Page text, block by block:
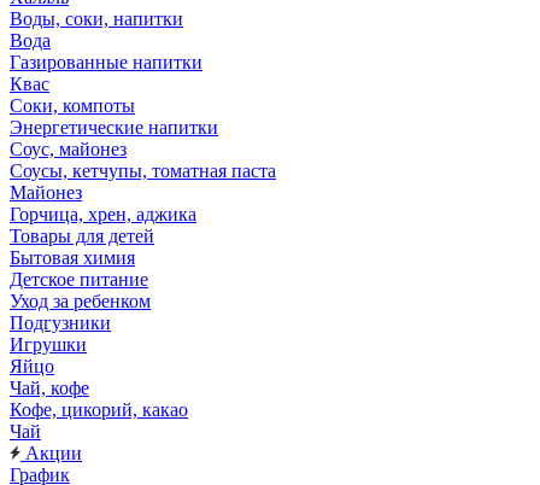
Воды, соки, напитки
Вода
Газированные напитки
Квас
Соки, компоты
Энергетические напитки
Соус, майонез
Соусы, кетчупы, томатная паста
Майонез
Горчица, хрен, аджика
Товары для детей
Бытовая химия
Детское питание
Уход за ребенком
Подгузники
Игрушки
Яйцо
Чай, кофе
Кофе, цикорий, какао
Чай
Акции
График